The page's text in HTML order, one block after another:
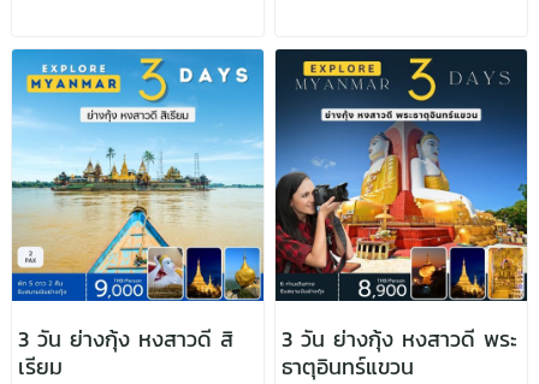
3 วัน ย่างกุ้ง หงสาวดี สิ
เรียม
3 วัน ย่างกุ้ง หงสาวดี พระ
ธาตุอินทร์แขวน